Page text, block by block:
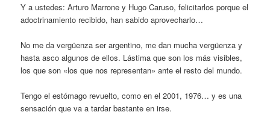
Y a ustedes: Arturo Marrone y Hugo Caruso, felicitarlos porque el
adoctrinamiento recibido, han sabido aprovecharlo…
No me da vergüenza ser argentino, me dan mucha vergüenza y
hasta asco algunos de ellos. Lástima que son los más visibles,
los que son «los que nos representan» ante el resto del mundo.
Tengo el estómago revuelto, como en el 2001, 1976… y es una
sensación que va a tardar bastante en irse.